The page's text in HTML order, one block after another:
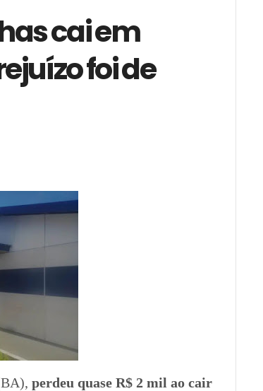
cai em
foi de
perdeu quase R$ 2 mil ao cair